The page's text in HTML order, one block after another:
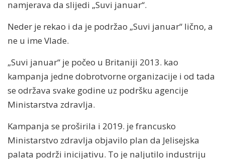
namjerava da slijedi „Suvi januar“.
Neder je rekao i da je podržao „Suvi januar“ lično, a
ne u ime Vlade.
„Suvi januar“ je počeo u Britaniji 2013. kao
kampanja jedne dobrotvorne organizacije i od tada
se održava svake godine uz podršku agencije
Ministarstva zdravlja.
Kampanja se proširila i 2019. je francusko
Ministarstvo zdravlja objavilo plan da Jelisejska
palata podrži inicijativu. To je naljutilo industriju